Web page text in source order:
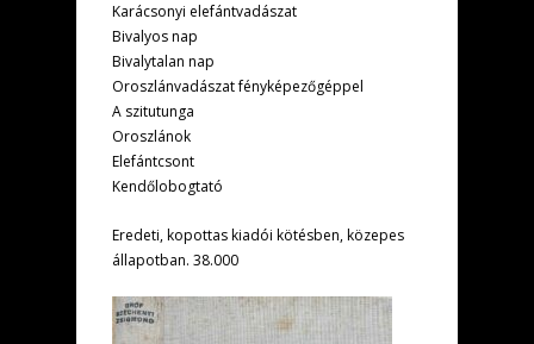
Karácsonyi elefántvadászat
Bivalyos nap
Bivalytalan nap
Oroszlánvadászat fényképezőgéppel
A szitutunga
Oroszlánok
Elefántcsont
Kendőlobogtató
Eredeti, kopottas kiadói kötésben, közepes
állapotban. 38.000